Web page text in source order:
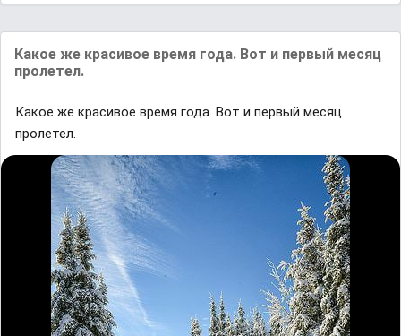
Какое же красивое время года. Вот и первый месяц
пролетел.
Какое же красивое время года. Вот и первый месяц
пролетел.